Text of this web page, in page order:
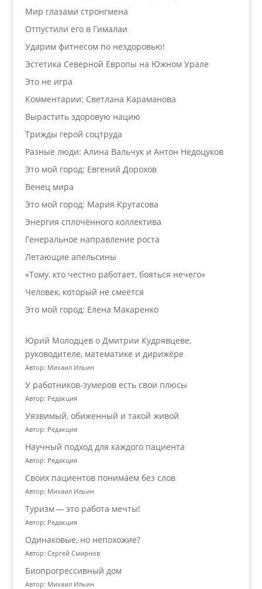
Мир глазами стронгмена
Отпустили его в Гималаи
Ударим фитнесом по нездоровью!
Эстетика Северной Европы на Южном Урале
Это не игра
Комментарии: Светлана Караманова
Вырастить здоровую нацию
Трижды герой соцтруда
Разные люди: Алина Вальчук и Антон Недоцуков
Это мой город: Евгений Дорохов
Венец мира
Это мой город: Мария Крутасова
Энергия сплочённого коллектива
Генеральное направление роста
Летающие апельсины
«Тому, кто честно работает, бояться нечего»
Человек, который не смеётся
Это мой город: Елена Макаренко
Юрий Молодцев о Дмитрии Кудрявцеве,
руководителе, математике и дирижёре
Автор: Михаил Ильин
У работников‑зумеров есть свои плюсы
Автор: Редакция
Уязвимый, обиженный и такой живой
Автор: Редакция
Научный подход для каждого пациента
Автор: Редакция
Своих пациентов понимаем без слов
Автор: Михаил Ильин
Туризм — это работа мечты!
Автор: Редакция
Одинаковые, но непохожие?
Автор: Сергей Смирнов
Биопрогрессивный дом
Автор: Михаил Ильин